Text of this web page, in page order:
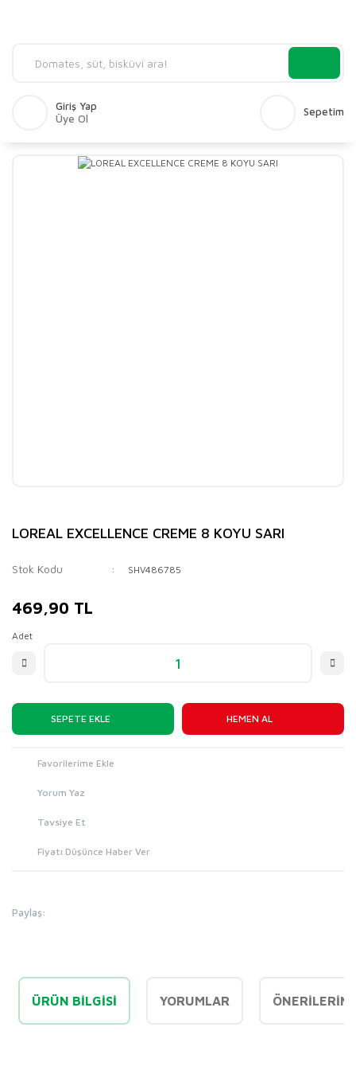
Giriş Yap
Üye Ol
Sepetim
LOREAL EXCELLENCE CREME 8 KOYU SARI
Stok Kodu SHV486785
469,90 TL
Adet
SEPETE EKLE HEMEN AL
Yorum Yaz
Tavsiye Et
Fiyatı Düşünce Haber Ver
Paylaş:
ÜRÜN BILGISI YORUMLAR